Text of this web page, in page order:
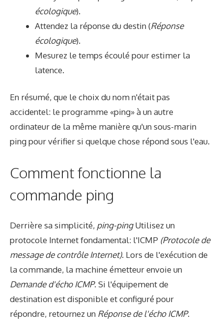
écologique).
Attendez la réponse du destin (Réponse
écologique).
Mesurez le temps écoulé pour estimer la
latence.
En résumé, que le choix du nom n'était pas
accidentel: le programme «ping» à un autre
ordinateur de la même manière qu'un sous-marin
ping pour vérifier si quelque chose répond sous l'eau.
Comment fonctionne la
commande ping
Derrière sa simplicité, ping-pingUtilisez un
protocole Internet fondamental: l'ICMP (Protocole de
message de contrôle Internet). Lors de l'exécution de
la commande, la machine émetteur envoie un
Demande d'écho ICMP. Si l'équipement de
destination est disponible et configuré pour
répondre, retournez un Réponse de l'écho ICMP.